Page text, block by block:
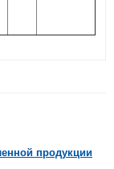
продукции